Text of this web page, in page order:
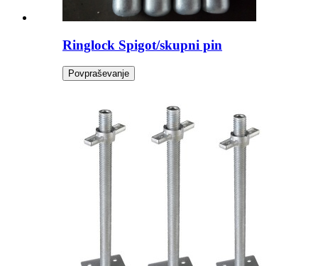
Ringlock Spigot/skupni pin
Povpraševanje